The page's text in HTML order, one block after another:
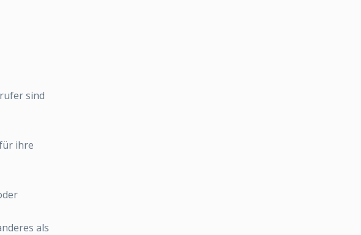
sind
ihre
als